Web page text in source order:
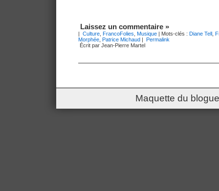
Laissez un commentaire »
| Culture FrancoFolies Musique | Mots-clés : Diane Tell
Morphée Patrice Michaud | Permalink
Écrit par Jean-Pierre Martel
Maquette du